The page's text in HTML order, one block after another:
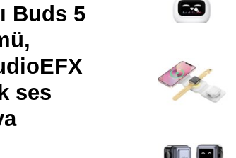
Buds 5
ses